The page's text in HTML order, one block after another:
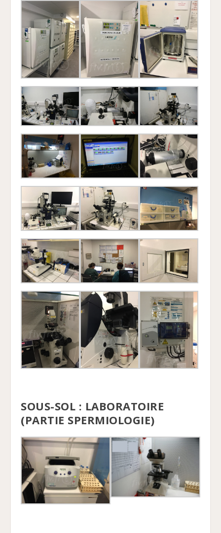
SOUS-SOL : LABORATOIRE
(PARTIE SPERMIOLOGIE)